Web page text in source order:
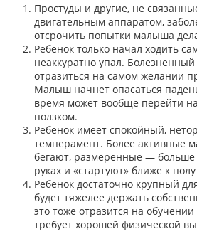
Простуды и другие, не
двигательным аппаратом,
отсрочить попытки малыша
Ребенок только начал ходить
неаккуратно упал.
отразиться на самом желании
Малыш начнет опасаться
время может вообще перейти
ползком.
Ребенок имеет спокойный,
темперамент. Более активные
бегают, размеренные — больше
руках и «стартуют» ближе к
Ребенок достаточно крупный
будет тяжелее держать
это тоже отразится на
требует хорошей физической